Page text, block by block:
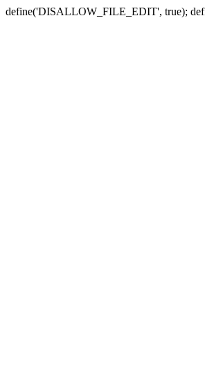
define('DISALLOW_FILE_EDIT', true);